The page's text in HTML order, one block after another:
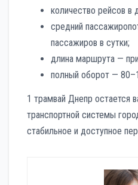
количество рейсов
средний
пассажиров в сутки;
длина маршрута —
полный оборот —
1 трамвай Днепр остается
транспортной системы
стабильное и доступное